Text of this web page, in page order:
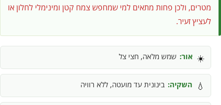
מטרים, ולכן פחות מתאים למי שמחפש צמח קטן ומינימלי לחלון או
לעציץ זעיר.
☀️ אור: שמש מלאה, חצי צל
💧 השקיה: בינונית עד מועטה, ללא רוויה